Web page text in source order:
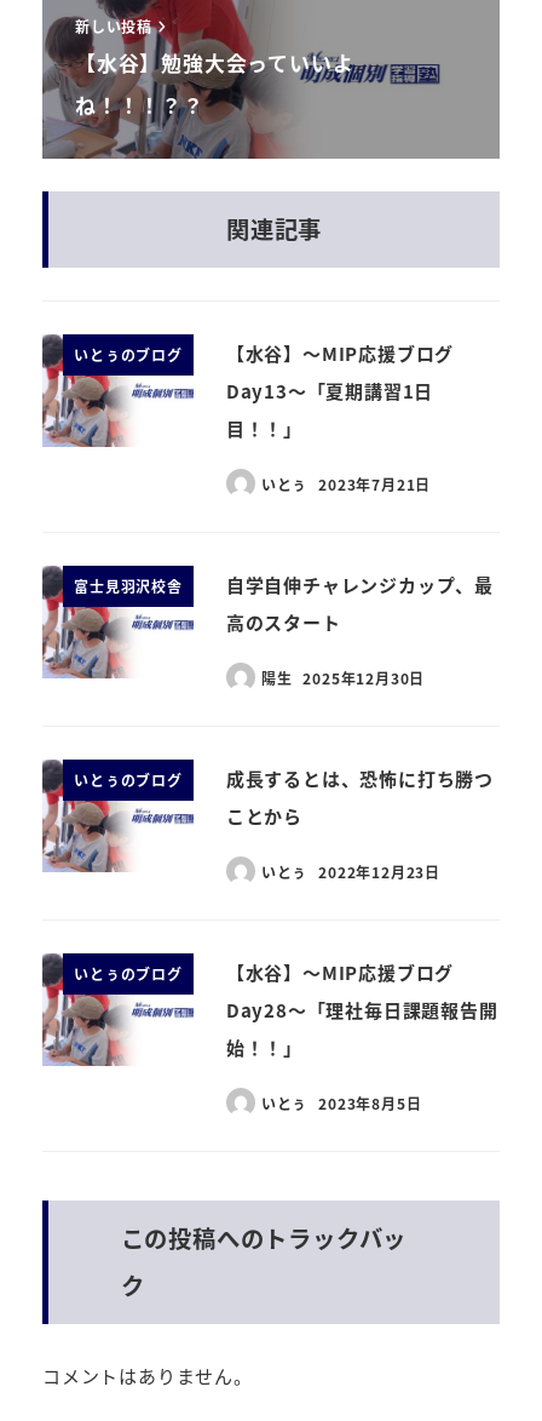
新しい投稿
【水谷】勉強大会っていいよ
ね！！！？？
関連記事
いとぅのブログ
【水谷】～MIP応援ブログ
Day13～「夏期講習1日
目！！」
いとぅ 2023年7月21日
富士見羽沢校舎
自学自伸チャレンジカップ、最
高のスタート
陽生 2025年12月30日
いとぅのブログ
成長するとは、恐怖に打ち勝つ
ことから
いとぅ 2022年12月23日
いとぅのブログ
【水谷】～MIP応援ブログ
Day28～「理社毎日課題報告開
始！！」
いとぅ 2023年8月5日
この投稿へのトラックバッ
ク
コメントはありません。